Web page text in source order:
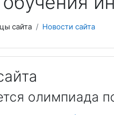
сайта Новости сайта
олимпиада